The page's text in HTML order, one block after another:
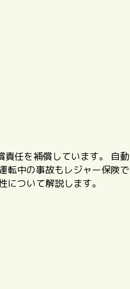
任を補償しています。 自
転中の事故もレジャー保険
ついて解説します。